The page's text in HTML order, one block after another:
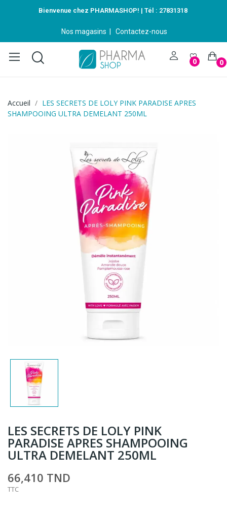
Bienvenue chez PHARMASHOP! | Tél : 27831318
Nos magasins Contactez-nous
0 0
Accueil
LES SECRETS DE LOLY PINK PARADISE APRES
SHAMPOOING ULTRA DEMELANT 250ML
LES SECRETS DE LOLY PINK
PARADISE APRES SHAMPOOING
ULTRA DEMELANT 250ML
66,410 TND
TTC